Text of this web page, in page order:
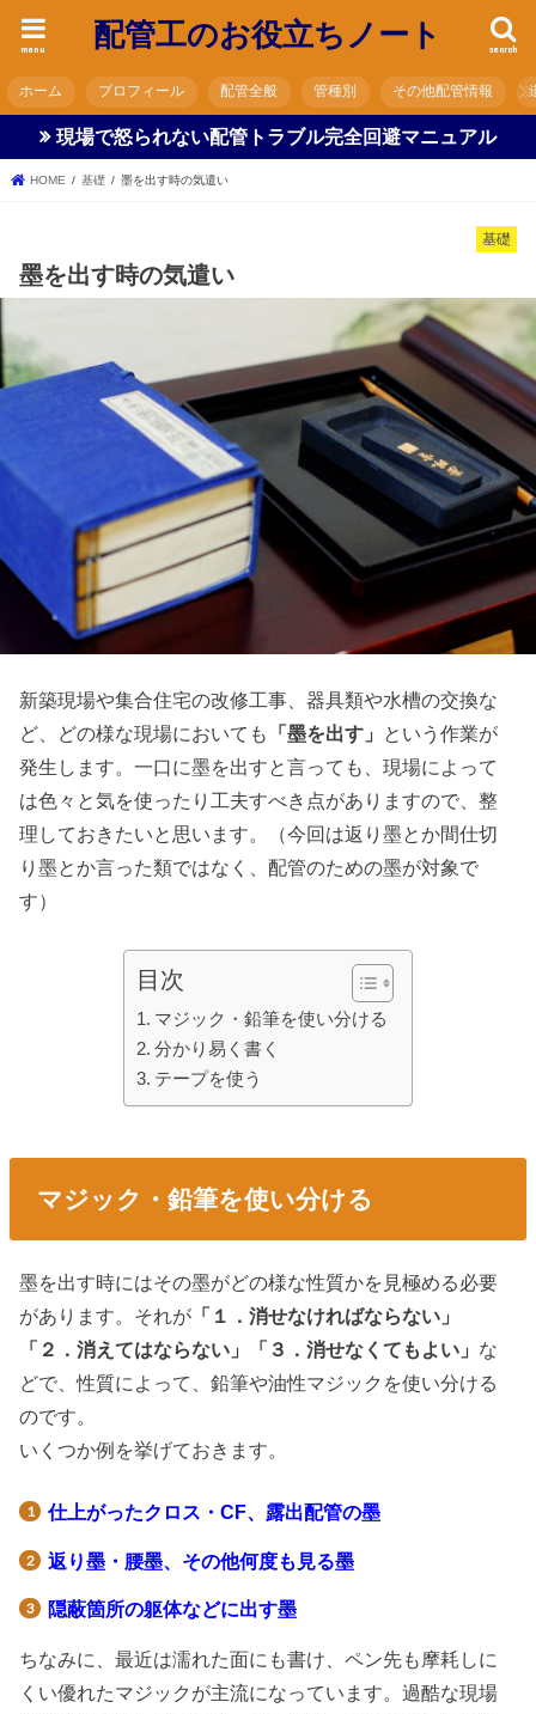
配管工のお役立ちノート search
menu
ホーム プロフィール 配管全般 管種別 その他配管情報
現場で怒られない配管トラブル完全回避マニュアル
HOME 基礎 墨を出す時の気遣い
基礎
墨を出す時の気遣い
新築現場や集合住宅の改修工事、器具類や水槽の交換な
ど、どの様な現場においても
「墨を出す」 という作業が
発生します。一口に墨を出すと言っても、現場によって
は色々と気を使ったり工夫すべき点がありますので、整
理しておきたいと思います。（今回は返り墨とか間仕切
り墨とか言った類ではなく、配管のための墨が対象で
す）
目次
マジック・鉛筆を使い分ける
分かり易く書く
テープを使う
マジック・鉛筆を使い分ける
墨を出す時にはその墨がどの様な性質かを見極める必要
があります。それが 「１．消せなければならない」
「２．消えてはならない」「３．消せなくてもよい」 な
どで、性質によって、鉛筆や油性マジックを使い分ける
のです。
いくつか例を挙げておきます。
仕上がったクロス・CF、露出配管の墨
返り墨・腰墨、その他何度も見る墨
隠蔽箇所の躯体などに出す墨
ちなみに、最近は濡れた面にも書け、ペン先も摩耗しに
くい優れたマジックが主流になっています。過酷な現場